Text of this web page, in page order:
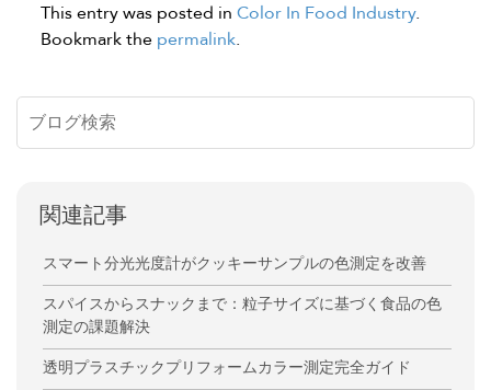
This entry was posted in Color In Food Industry.
Bookmark the permalink.
関連記事
スマート分光光度計がクッキーサンプルの色測定を改善
スパイスからスナックまで：粒子サイズに基づく食品の色
測定の課題解決
透明プラスチックプリフォームカラー測定完全ガイド